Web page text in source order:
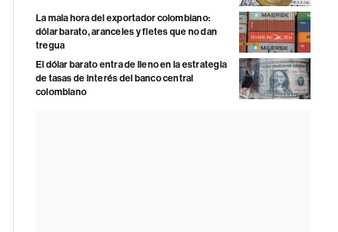
La mala hora del exportador colombiano:
dólar barato, aranceles y fletes que no dan
tregua
El dólar barato entra de lleno en la estrategia
de tasas de interés del banco central
colombiano